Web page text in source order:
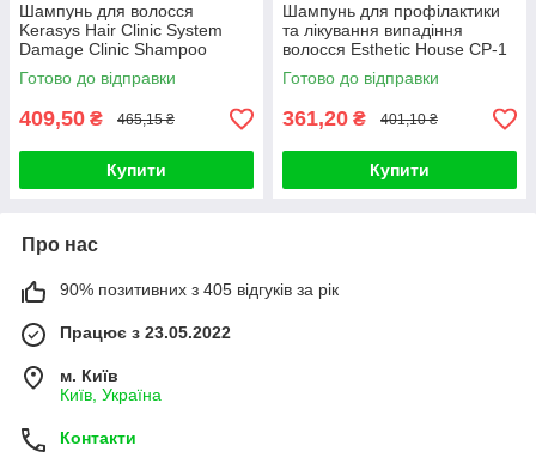
Шампунь для волосся
Kerasys Hair Clinic System
Damage Clinic Shampoo
600ml
Готово до відправки
409,50 ₴ 465,15 ₴
Купити
Шампунь для профілактики
та лікування випадіння
волосся Esthetic House CP-1
Anti-Hair Loss Scalp
Готово до відправки
361,20 ₴ 401,10 ₴
Купити
Про нас
90% позитивних з 405 відгуків за рік
Працює з 23.05.2022
м. Київ
Київ, Україна
Контакти